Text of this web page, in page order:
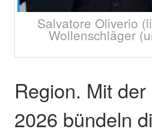
Salvatore Oliverio
Wollenschläger
Region. Mit
2026 bündeln